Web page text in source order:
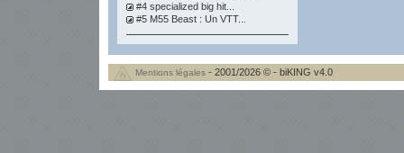
#4 specialized big hit...
#5 M55 Beast : Un VTT...
Mentions légales - 2001/2026 © - biKING v4.0